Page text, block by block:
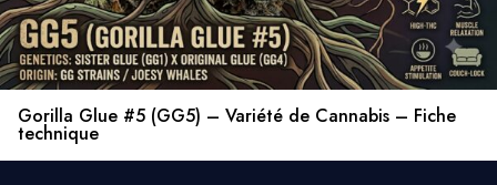
Gorilla Glue #5 (GG5) – Variété de Cannabis – Fiche
technique